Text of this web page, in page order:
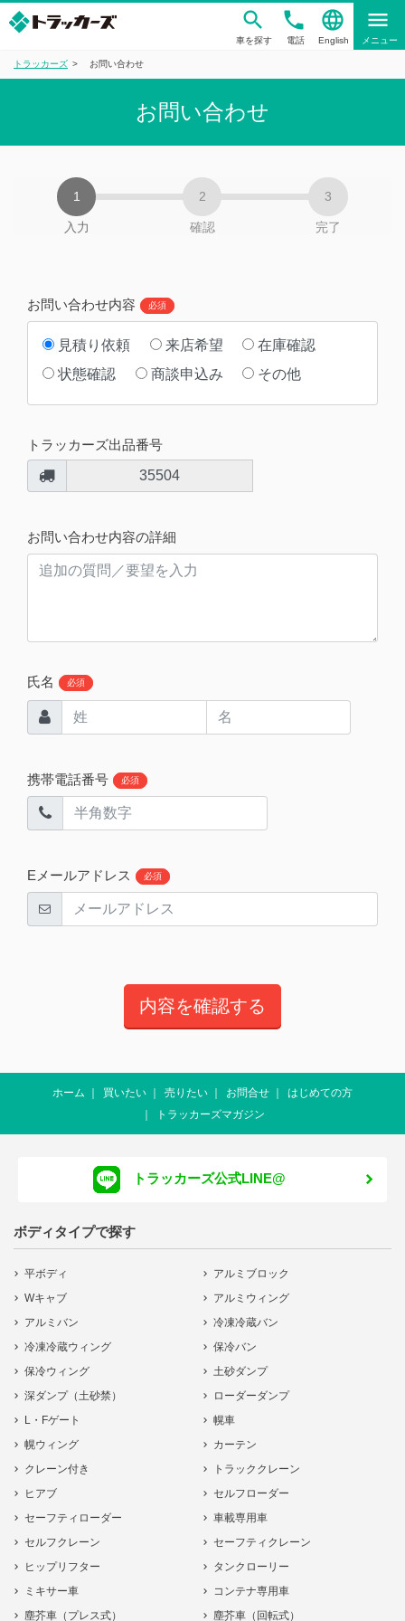
車を探す
phone
電話
language
English
menu
メニュー
トラッカーズ お問い合わせ
お問い合わせ
入力 確認 完了
お問い合わせ内容 必須
見積り依頼 来店希望
在庫確認
状態確認
商談申込み その他
トラッカーズ出品番号
35504
お問い合わせ内容の詳細
氏名 必須
携帯電話番号 必須
Eメールアドレス 必須
ホーム 買いたい 売りたい お問合せ
はじめての方
トラッカーズマガジン
トラッカーズ公式LINE@
ボディタイプで探す
平ボディ
アルミブロック
Wキャブ
アルミウィング
アルミバン
冷凍冷蔵バン
冷凍冷蔵ウィング
保冷バン
保冷ウィング
土砂ダンプ
深ダンプ（土砂禁）
ローダーダンプ
L・Fゲート
幌車
幌ウィング
カーテン
クレーン付き
トラッククレーン
ヒアブ
セルフローダー
セーフティローダー
車載専用車
セルフクレーン
セーフティクレーン
ヒップリフター
タンクローリー
ミキサー車
コンテナ専用車
塵芥車（プレス式）
塵芥車（回転式）